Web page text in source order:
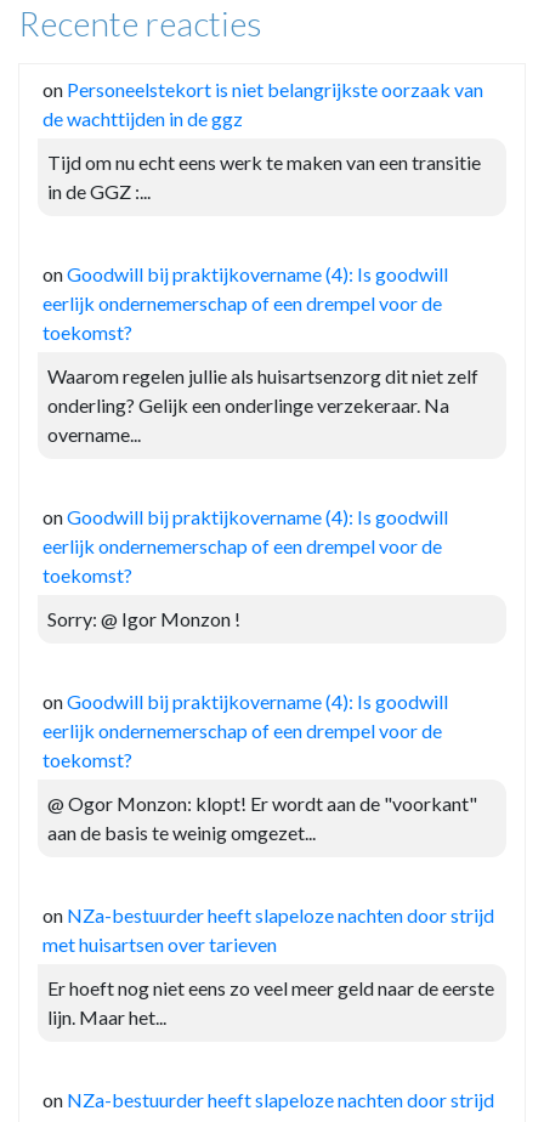
Recente reacties
on Personeelstekort is niet belangrijkste oorzaak van
de wachttijden in de ggz
Tijd om nu echt eens werk te maken van een transitie
in de GGZ :...
onGoodwill bij praktijkovername (4): Is goodwill
eerlijk ondernemerschap of een drempel voor de
toekomst?
Waarom regelen jullie als huisartsenzorg dit niet zelf
onderling? Gelijk een onderlinge verzekeraar. Na
overname...
onGoodwill bij praktijkovername (4): Is goodwill
eerlijk ondernemerschap of een drempel voor de
toekomst?
Sorry: @ Igor Monzon !
onGoodwill bij praktijkovername (4): Is goodwill
eerlijk ondernemerschap of een drempel voor de
toekomst?
@ Ogor Monzon: klopt! Er wordt aan de "voorkant"
aan de basis te weinig omgezet...
on NZa-bestuurder heeft slapeloze nachten door strijd
met huisartsen over tarieven
Er hoeft nog niet eens zo veel meer geld naar de eerste
lijn. Maar het...
on NZa-bestuurder heeft slapeloze nachten door strijd